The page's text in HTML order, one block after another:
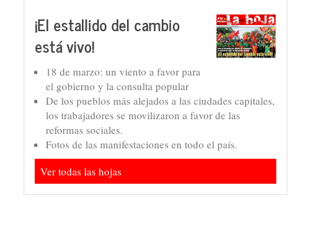
¡El estallido del cambio
está vivo!
18 de marzo: un viento a favor para
el gobierno y la consulta popular
De los pueblos más alejados a las ciudades capitales,
los trabajadores se movilizaron a favor de las
reformas sociales.
Fotos de las manifestaciones en todo el país.
Ver todas las hojas